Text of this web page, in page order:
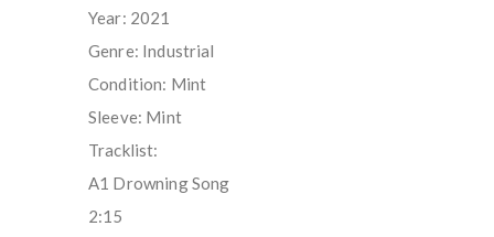
Year: 2021
Genre: Industrial
Condition: Mint
Sleeve: Mint
Tracklist:
A1 Drowning Song
2:15